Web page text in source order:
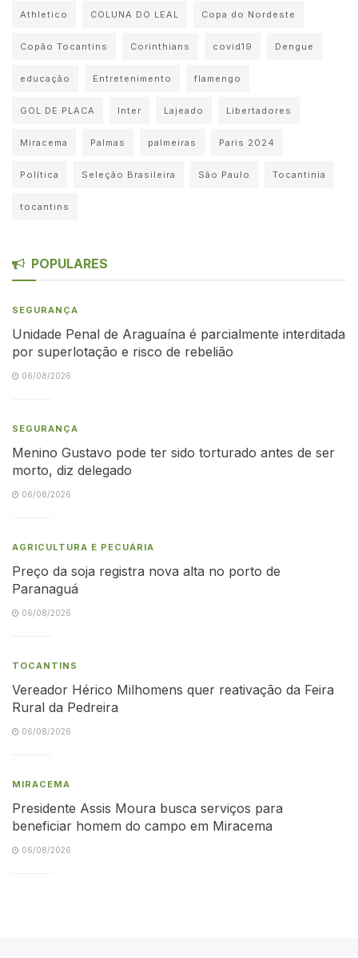
Athletico COLUNA DO LEAL Copa do Nordeste
Copão Tocantins Corinthians covid19 Dengue
educação Entretenimento flamengo
GOL DE PLACA Inter Lajeado Libertadores
Miracema Palmas palmeiras Paris 2024
Política Seleção Brasileira São Paulo Tocantinia
tocantins
POPULARES
SEGURANÇA
Unidade Penal de Araguaína é parcialmente interditada
por superlotação e risco de rebelião
06/08/2026
SEGURANÇA
Menino Gustavo pode ter sido torturado antes de ser
morto, diz delegado
06/08/2026
AGRICULTURA E PECUÁRIA
Preço da soja registra nova alta no porto de
Paranaguá
06/08/2026
TOCANTINS
Vereador Hérico Milhomens quer reativação da Feira
Rural da Pedreira
06/08/2026
MIRACEMA
Presidente Assis Moura busca serviços para
beneficiar homem do campo em Miracema
06/08/2026